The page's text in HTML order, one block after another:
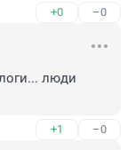
+0 –0
люди
+1 –0